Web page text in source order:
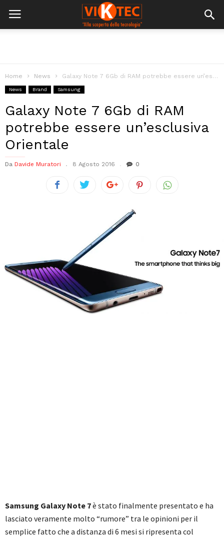
Home News Galaxy Note 7 6Gb di RAM potrebbe essere un’esclusiva Orientale
News Brand Samsung
Galaxy Note 7 6Gb di RAM
potrebbe essere un’esclusiva
Orientale
Da Davide Muratori 8 Agosto 2016 0
Samsung Galaxy Note 7è stato finalmente presentato e ha
lasciato veramente molto “rumore” tra le opinioni per il
semplice fatto che a distanza di 6 mesi si ripresenta col